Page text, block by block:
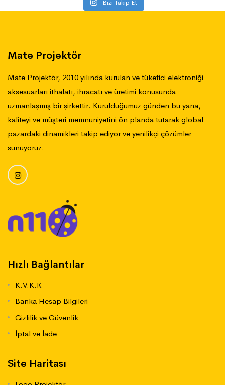
Bizi Takip Et
Mate Projektör
Mate Projektör, 2010 yılında kurulan ve tüketici elektroniği
aksesuarları ithalatı, ihracatı ve üretimi konusunda
uzmanlaşmış bir şirkettir. Kurulduğumuz günden bu yana,
kaliteyi ve müşteri memnuniyetini ön planda tutarak global
pazardaki dinamikleri takip ediyor ve yenilikçi çözümler
sunuyoruz.
Hızlı Bağlantılar
K.V.K.K
Banka Hesap Bilgileri
Gizlilik ve Güvenlik
İptal ve İade
Site Haritası